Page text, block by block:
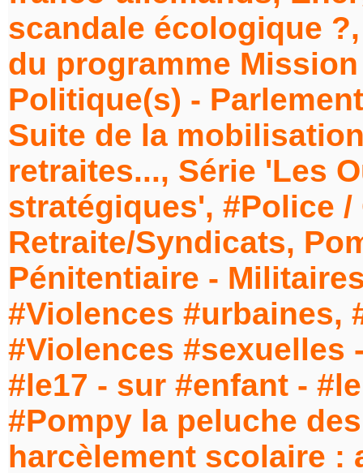
scandale écologique
du programme
Politique(s) -
Suite de la
retraites..., Série 'Les
stratégiques', #Police /
Retraite/Syndicats,
Pénitentiaire -
#Violences #urbaines,
#Violences #sexuelles
#le17 - sur #enfant -
#Pompy la peluche
harcèlement scolaire :